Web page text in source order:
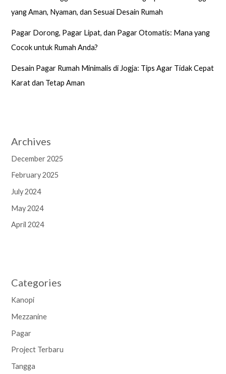
yang Aman, Nyaman, dan Sesuai Desain Rumah
Pagar Dorong, Pagar Lipat, dan Pagar Otomatis: Mana yang
Cocok untuk Rumah Anda?
Desain Pagar Rumah Minimalis di Jogja: Tips Agar Tidak Cepat
Karat dan Tetap Aman
Archives
December 2025
February 2025
July 2024
May 2024
April 2024
Categories
Kanopi
Mezzanine
Pagar
Project Terbaru
Tangga